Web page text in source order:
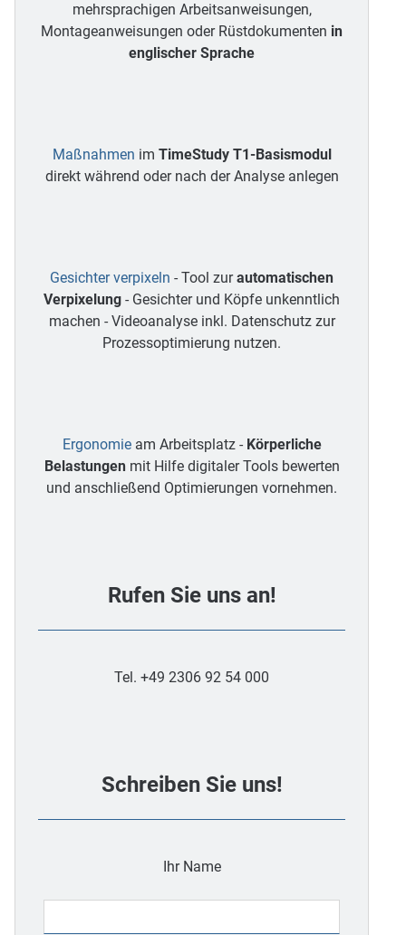
mehrsprachigen Arbeitsanweisungen,
Montageanweisungen oder Rüstdokumenten in
englischer Sprache
Maßnahmen im TimeStudy T1-Basismodul
direkt während oder nach der Analyse anlegen
Gesichter verpixeln - Tool zurautomatischen
Verpixelung - Gesichter und Köpfe unkenntlich
machen - Videoanalyse inkl. Datenschutz zur
Prozessoptimierung nutzen.
Ergonomieam Arbeitsplatz - Körperliche
Belastungenmit Hilfe digitaler Tools bewerten
und anschließend Optimierungen vornehmen.
Rufen Sie uns an!
Tel. +49 2306 92 54 000
Schreiben Sie uns!
Ihr Name